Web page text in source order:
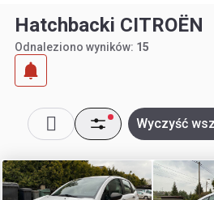
Hatchbacki CITROËN
Odnaleziono wyników: 15
Wyczyść